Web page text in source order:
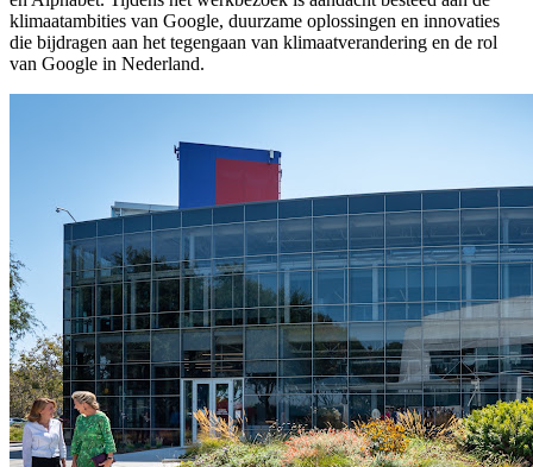
klimaatambities van Google, duurzame oplossingen en innovaties
die bijdragen aan het tegengaan van klimaatverandering en de rol
van Google in Nederland.